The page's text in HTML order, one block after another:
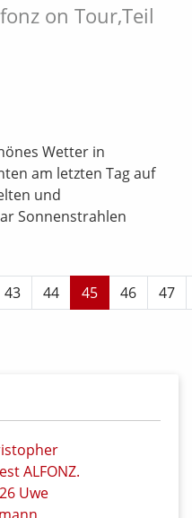
on Tour,Teil
Wetter in
am letzten Tag auf
und
Sonnenstrahlen
43 44 45 46 47